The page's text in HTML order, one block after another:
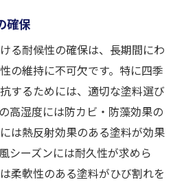
確保
る耐候性の確保は、長期間にわ
の維持に不可欠です。特に四季
するためには、適切な塗料選び
高湿度には防カビ・防藻効果の
は熱反射効果のある塗料が効果
シーズンには耐久性が求めら
柔軟性のある塗料がひび割れを